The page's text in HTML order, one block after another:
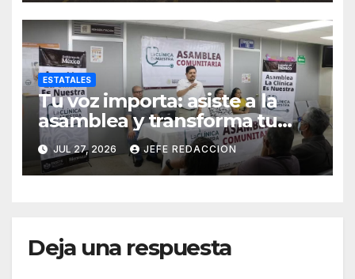
ESTATALES
Tu voz importa: asiste a la
asamblea y transforma tu
clínica del IMSS-Bienestar
JUL 27, 2026 JEFE REDACCION
Deja una respuesta